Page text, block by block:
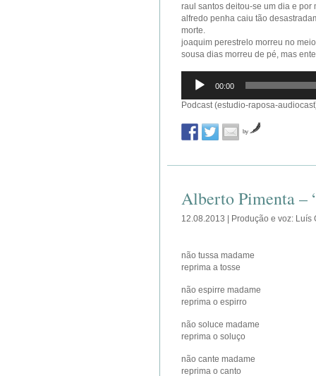
raul santos deitou-se um dia e
alfredo penha caiu tão
morte.
joaquim perestrelo morreu no
sousa dias morreu de pé, mas
Reprodutor
áudio
00:00
Podcast (estudio-raposa-
by
Alberto Pimenta –
12.08.2013 | Produção e voz: Luís
não tussa madame
reprima a tosse
não espirre madame
reprima o espirro
não soluce madame
reprima o soluço
não cante madame
reprima o canto